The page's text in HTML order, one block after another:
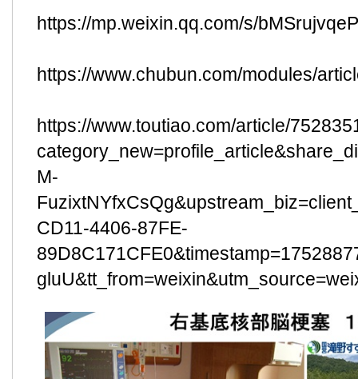
https://mp.weixin.qq.com/s/
https://www.chubun.com/modules/
https://www.toutiao.com/article/
M-
CD11-4406-87FE-